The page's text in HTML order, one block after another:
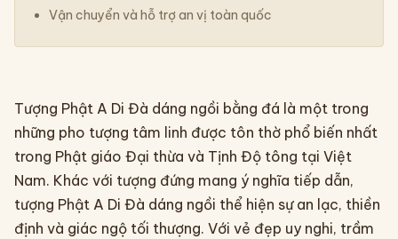
Vận chuyển và hỗ trợ an vị toàn quốc
Tượng Phật A Di Đà dáng ngồi bằng đá là một trong
những pho tượng tâm linh được tôn thờ phổ biến nhất
trong Phật giáo Đại thừa và Tịnh Độ tông tại Việt
Nam. Khác với tượng đứng mang ý nghĩa tiếp dẫn,
tượng Phật A Di Đà dáng ngồi thể hiện sự an lạc, thiền
định và giác ngộ tối thượng. Với vẻ đẹp uy nghi, trầm